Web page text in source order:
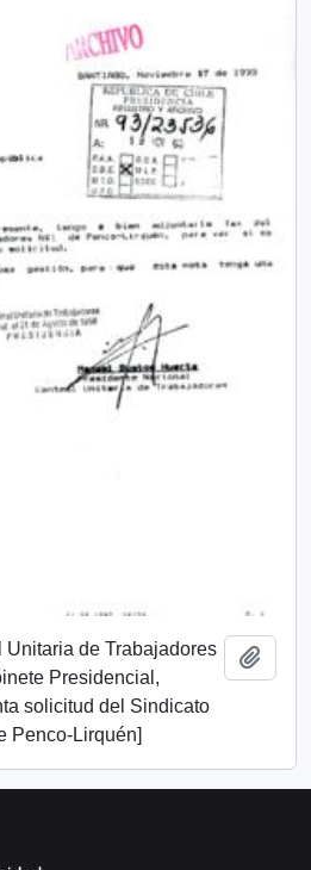
Unitaria de Trabajadores
Presidencial,
solicitud del Sindicato
Penco-Lirquén]